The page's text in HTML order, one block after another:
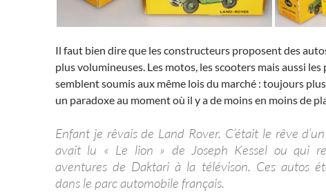
Il faut bien dire que les constructeurs proposent des
plus volumineuses. Les motos, les scooters mais aussi
semblent soumis aux même lois du marché : toujours plus
un paradoxe au moment où il y a de moins en moins de
Enfant je rêvais de Land Rover. C’était le rêve
avait lu « Le lion » de Joseph Kessel ou qui
aventures de Daktari à la télévison. Ces autos
dans le parc automobile français.